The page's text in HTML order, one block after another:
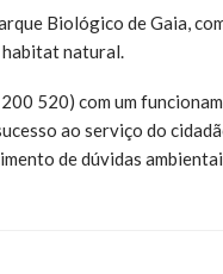
Biológico de Gaia,
natural.
520) com um
ao serviço do
de dúvidas